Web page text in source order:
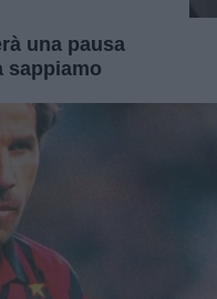
una pausa
sappiamo